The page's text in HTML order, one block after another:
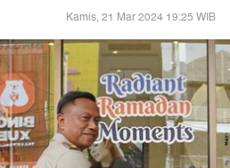
Kamis, 21 Mar 2024 19:25 WIB